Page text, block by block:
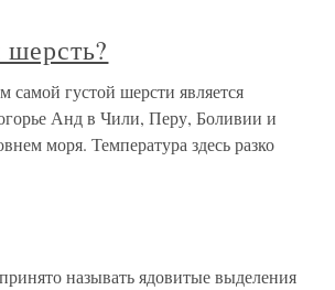
самой густой шерсти является
Анд в Чили, Перу, Боливии и
моря. Температура здесь разко
называть ядовитые выделения